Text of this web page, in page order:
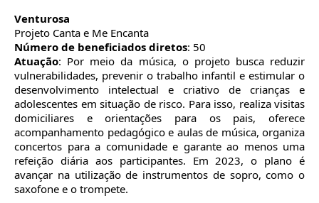
Venturosa
Projeto Canta e Me Encanta
Número de beneficiados diretos: 50
Atuação: Por meio da música, o projeto busca reduzir
vulnerabilidades, prevenir o trabalho infantil e estimular o
desenvolvimento intelectual e criativo de crianças e
adolescentes em situação de risco. Para isso, realiza visitas
domiciliares e orientações para os pais, oferece
acompanhamento pedagógico e aulas de música, organiza
concertos para a comunidade e garante ao menos uma
refeição diária aos participantes. Em 2023, o plano é
avançar na utilização de instrumentos de sopro, como o
saxofone e o trompete.